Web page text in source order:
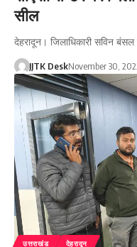
सील
देहरादून। जिलाधिकारी सविन
JJTK DeskNovember 30,
उत्तराखंड देहरादून